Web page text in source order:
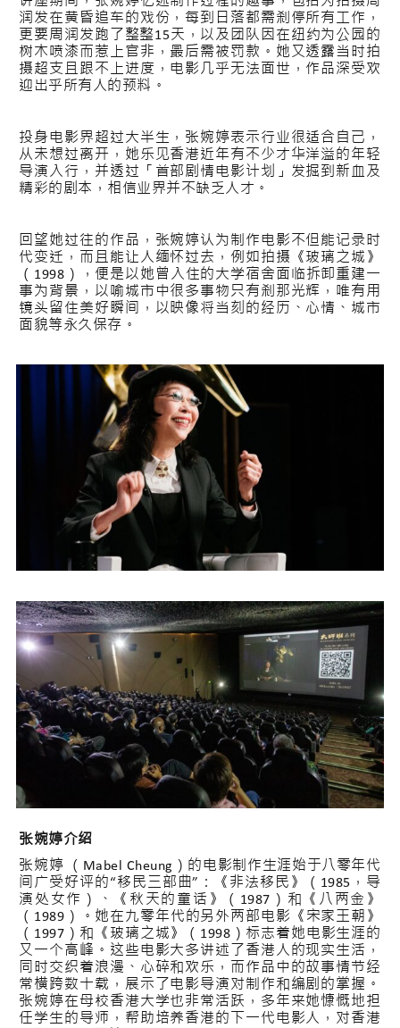
润发在黄昏追车的戏份，每到日落都需刹停所有工作，
更要周润发跑了整整15天，以及团队因在纽约为公园的
树木喷漆而惹上官非，最后需被罚款。她又透露当时拍
摄超支且跟不上进度，电影几乎无法面世，作品深受欢
迎出乎所有人的预料。
投身电影界超过大半生，张婉婷表示行业很适合自己，
从未想过离开，她乐见香港近年有不少才华洋溢的年轻
导演入行，并透过「首部剧情电影计划」发掘到新血及
精彩的剧本，相信业界并不缺乏人才。
回望她过往的作品，张婉婷认为制作电影不但能记录时
代变迁，而且能让人缅怀过去，例如拍摄《玻璃之城》
（1998），便是以她曾入住的大学宿舍面临拆卸重建一
事为背景，以喻城市中很多事物只有刹那光辉，唯有用
镜头留住美好瞬间，以映像将当刻的经历、心情、城市
面貌等永久保存。
张婉婷介绍
张婉婷 （Mabel Cheung）的电影制作生涯始于八零年代
间广受好评的“移民三部曲”：《非法移民》（1985，导
演处女作）、《秋天的童话》（1987）和《八两金》
（1989）。她在九零年代的另外两部电影《宋家王朝》
（1997）和《玻璃之城》（1998）标志着她电影生涯的
又一个高峰。这些电影大多讲述了香港人的现实生活，
同时交织着浪漫、心碎和欢乐，而作品中的故事情节经
常横跨数十载，展示了电影导演对制作和编剧的掌握。
张婉婷在母校香港大学也非常活跃，多年来她慷慨地担
任学生的导师，帮助培养香港的下一代电影人，对香港